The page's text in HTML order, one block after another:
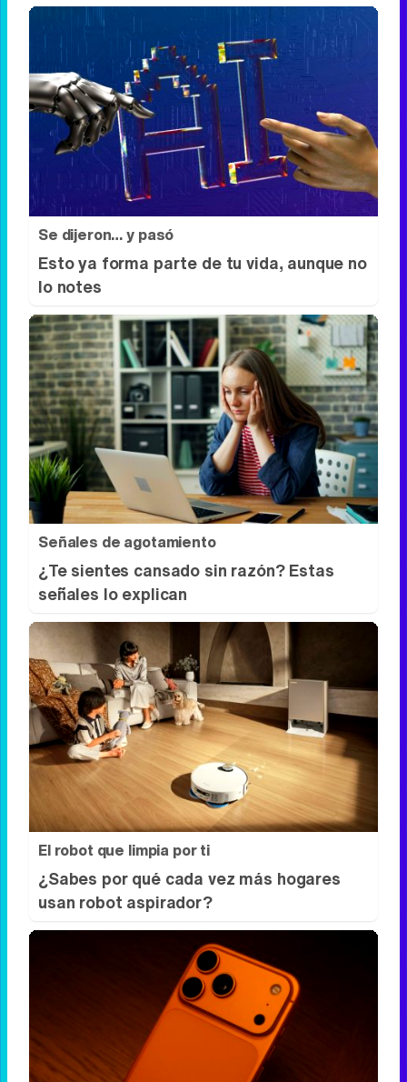
Se dijeron… y pasó
Esto ya forma parte de tu vida, aunque no
lo notes
Señales de agotamiento
¿Te sientes cansado sin razón? Estas
señales lo explican
El robot que limpia por ti
¿Sabes por qué cada vez más hogares
usan robot aspirador?